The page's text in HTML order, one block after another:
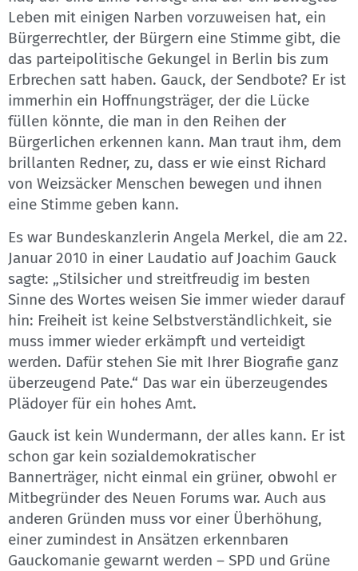
Leben mit einigen Narben vorzuweisen hat, ein
Bürgerrechtler, der Bürgern eine Stimme gibt, die
das parteipolitische Gekungel in Berlin bis zum
Erbrechen satt haben. Gauck, der Sendbote? Er ist
immerhin ein Hoffnungsträger, der die Lücke
füllen könnte, die man in den Reihen der
Bürgerlichen erkennen kann. Man traut ihm, dem
brillanten Redner, zu, dass er wie einst Richard
von Weizsäcker Menschen bewegen und ihnen
eine Stimme geben kann.
Es war Bundeskanzlerin Angela Merkel, die am 22.
Januar 2010 in einer Laudatio auf Joachim Gauck
sagte: „Stilsicher und streitfreudig im besten
Sinne des Wortes weisen Sie immer wieder darauf
hin: Freiheit ist keine Selbstverständlichkeit, sie
muss immer wieder erkämpft und verteidigt
werden. Dafür stehen Sie mit Ihrer Biografie ganz
überzeugend Pate.“ Das war ein überzeugendes
Plädoyer für ein hohes Amt.
Gauck ist kein Wundermann, der alles kann. Er ist
schon gar kein sozialdemokratischer
Bannerträger, nicht einmal ein grüner, obwohl er
Mitbegründer des Neuen Forums war. Auch aus
anderen Gründen muss vor einer Überhöhung,
einer zumindest in Ansätzen erkennbaren
Gauckomanie gewarnt werden – SPD und Grüne